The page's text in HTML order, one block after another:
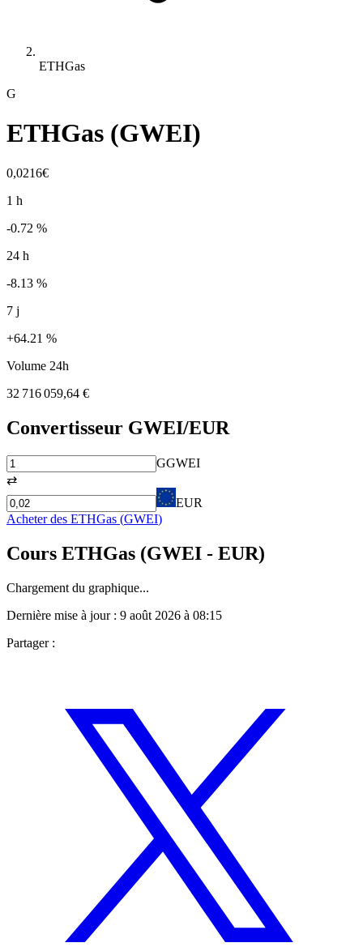
ETHGas
G
ETHGas (GWEI)
0,0216€
1 h
-0.72 %
24 h
-8.13 %
7 j
+64.21 %
Volume 24h
32 716 059,64 €
Convertisseur GWEI/EUR
GGWEI
⇄
EUR
Acheter des ETHGas (GWEI)
Cours ETHGas (GWEI - EUR)
Chargement du graphique...
Dernière mise à jour : 9 août 2026 à 08:15
Partager :